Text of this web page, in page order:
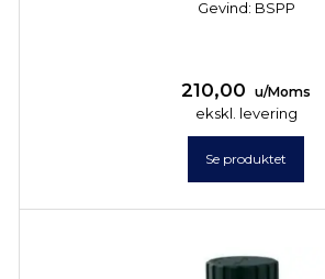
Gevind: BSPP
210,00 u/Moms
ekskl. levering
Se produktet